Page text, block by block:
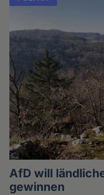
AfD will
gewinnen